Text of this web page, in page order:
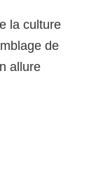
la culture
de
allure